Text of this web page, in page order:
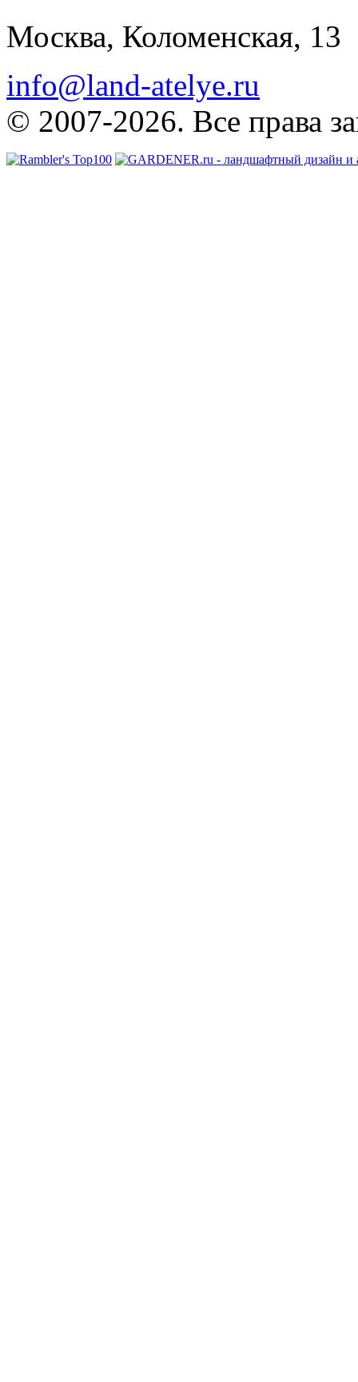
Москва, Коломенская, 13
info@land-atelye.ru
© 2007-2026. Все права